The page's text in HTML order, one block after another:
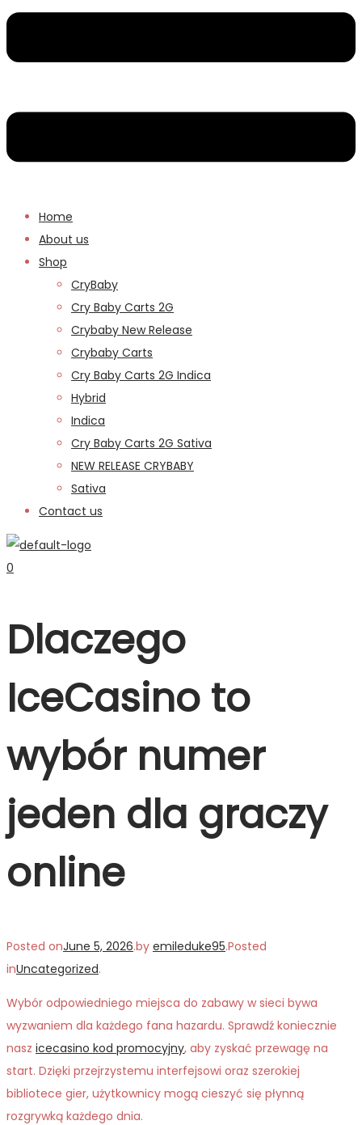
Home
About us
Shop
CryBaby
Cry Baby Carts 2G
Crybaby New Release
Crybaby Carts
Cry Baby Carts 2G Indica
Hybrid
Indica
Cry Baby Carts 2G Sativa
NEW RELEASE CRYBABY
Sativa
Contact us
0
Dlaczego
IceCasino to
wybór numer
jeden dla graczy
online
Posted onJune 5, 2026.by emileduke95.Posted
inUncategorized.
Wybór odpowiedniego miejsca do zabawy w sieci bywa
wyzwaniem dla każdego fana hazardu. Sprawdź koniecznie
nasz icecasino kod promocyjny, aby zyskać przewagę na
start. Dzięki przejrzystemu interfejsowi oraz szerokiej
bibliotece gier, użytkownicy mogą cieszyć się płynną
rozgrywką każdego dnia.